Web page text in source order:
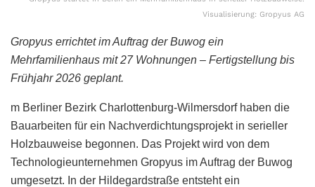
Visualisierung: Gropyus AG
Gropyus errichtet im Auftrag der Buwog ein
Mehrfamilienhaus mit 27 Wohnungen – Fertigstellung bis
Frühjahr 2026 geplant.
m Berliner Bezirk Charlottenburg-Wilmersdorf haben die
Bauarbeiten für ein Nachverdichtungsprojekt in serieller
Holzbauweise begonnen. Das Projekt wird von dem
Technologieunternehmen Gropyus im Auftrag der Buwog
umgesetzt. In der Hildegardstraße entsteht ein